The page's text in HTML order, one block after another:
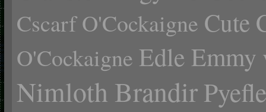
Cscarf O'Cockaigne Cute
O'Cockaigne Edle Emmy
Nimloth Brandir